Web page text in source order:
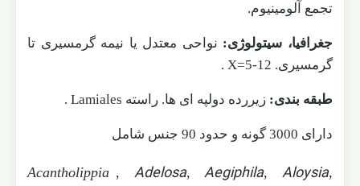
تجمع آلومینیوم.
جغرافیا، سیتولوژی: نواحی معتدل یا نیمه گرمسیری تا
گرمسیری. X=5-12
.
طبقه بندی: زیررده دولپه ای ها. راسته Lamiales
.
دارای 3000 گونه و حدود 90 جنس شامل
Acantholippia , Adelosa,Aegiphila,Aloysia,